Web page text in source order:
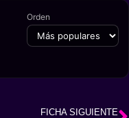
Orden
FICHA SIGUIENTE